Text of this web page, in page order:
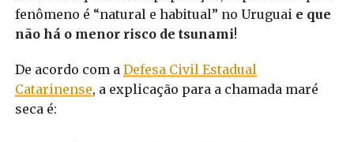
fenômeno é “natural e habitual” no Uruguai e que
não há o menor risco de tsunami!
De acordo com a Defesa Civil Estadual
Catarinense, a explicação para a chamada maré
seca é: